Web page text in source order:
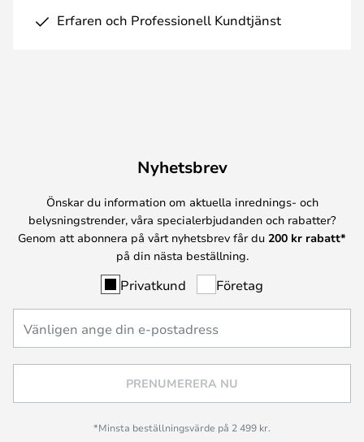
Erfaren och Professionell Kundtjänst
Nyhetsbrev
Önskar du information om aktuella inrednings- och
belysningstrender, våra specialerbjudanden och rabatter?
Genom att abonnera på vårt nyhetsbrev får du 200 kr rabatt*
på din nästa beställning.
Privatkund Företag
PRENUMERERA NU
*Minsta beställningsvärde på 2 499 kr.